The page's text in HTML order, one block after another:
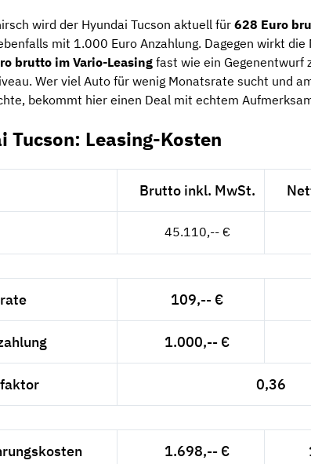
wird der Hyundai Tucson aktuell für 628 Euro
mit 1.000 Euro Anzahlung. Dagegen wirkt die
brutto im Vario-Leasing fast wie ein Gegenentwurf
Wer viel Auto für wenig Monatsrate sucht und
bekommt hier einen Deal mit echtem
Tucson: Leasing-Kosten
Brutto inkl. MwSt.
45.110,-- €
109,-- €
1.000,-- €
0,36
1.698,-- €